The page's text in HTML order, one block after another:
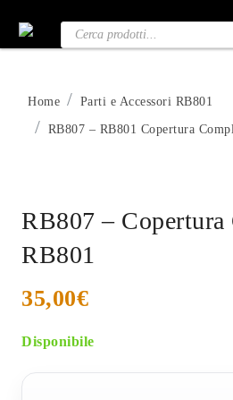
contenuto
Ricerca
prodotti
Home Parti e Accessori RB801
RB807 – RB801 Copertura
RB807 – Copertura
RB801
35,00€
Disponibile